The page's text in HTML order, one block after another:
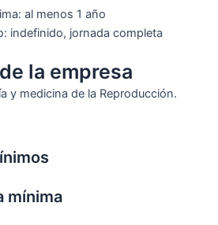
al menos 1 año
indefinido, jornada completa
la empresa
y medicina de la Reproducción.
mínima